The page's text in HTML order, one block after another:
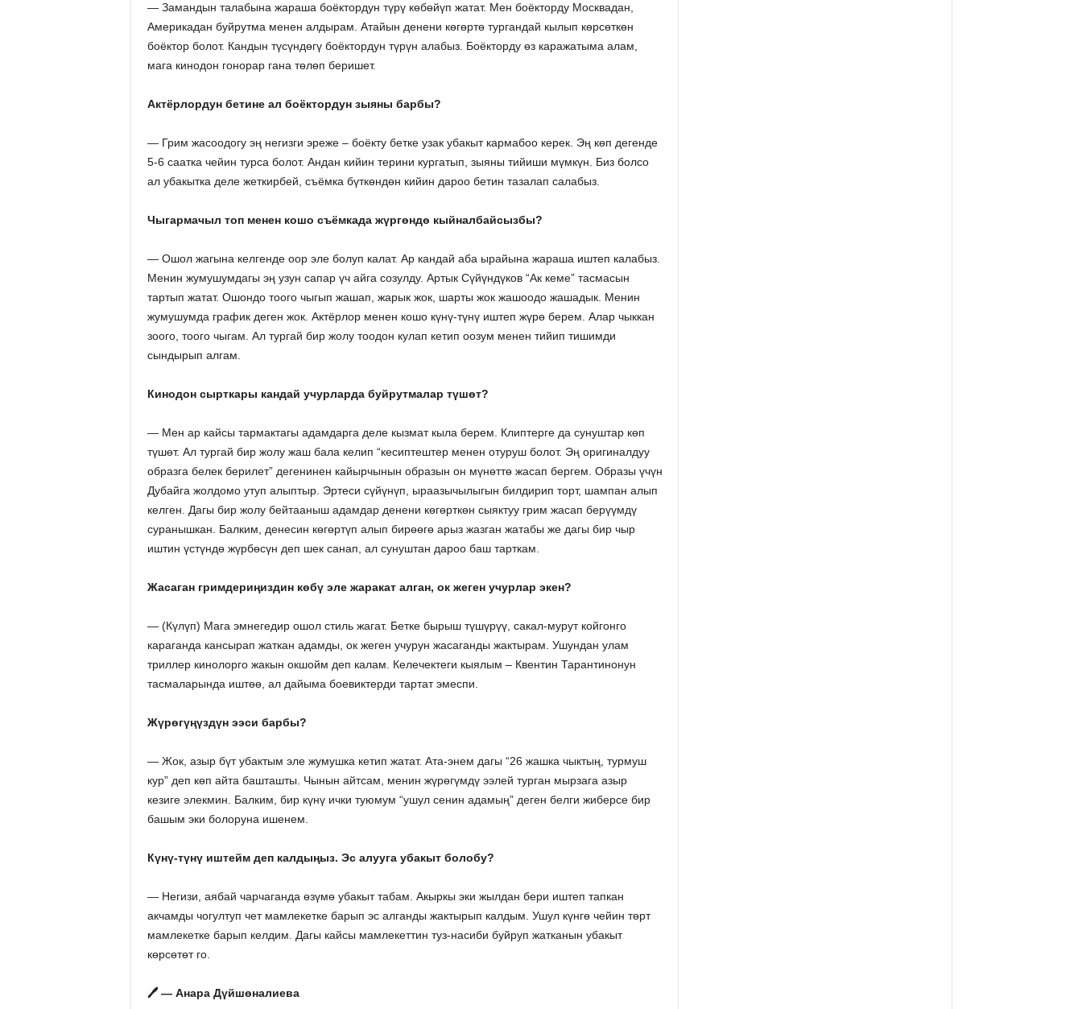
— Замандын талабына жараша боёктордун түрү көбөйүп жатат. Мен боёкторду Москвадан,
Америкадан буйрутма менен алдырам. Атайын денени көгөртө тургандай кылып көрсөткөн
боёктор болот. Кандын түсүндөгү боёктордун түрүн алабыз. Боёкторду өз каражатыма алам,
мага кинодон гонорар гана төлөп беришет.
Актёрлордун бетине ал боёктордун зыяны барбы?
— Грим жасоодогу эң негизги эреже – боёкту бетке узак убакыт кармабоо керек. Эң көп дегенде
5-6 саатка чейин турса болот. Андан кийин терини кургатып, зыяны тийиши мүмкүн. Биз болсо
ал убакытка деле жеткирбей, съёмка бүткөндөн кийин дароо бетин тазалап салабыз.
Чыгармачыл топ менен кошо съёмкада жүргөндө кыйналбайсызбы?
— Ошол жагына келгенде оор эле болуп калат. Ар кандай аба ырайына жараша иштеп калабыз.
Менин жумушумдагы эң узун сапар үч айга созулду. Артык Сүйүндүков “Ак кеме” тасмасын
тартып жатат. Ошондо тоого чыгып жашап, жарык жок, шарты жок жашоодо жашадык. Менин
жумушумда график деген жок. Актёрлор менен кошо күнү-түнү иштеп жүрө берем. Алар чыккан
зоого, тоого чыгам. Ал тургай бир жолу тоодон кулап кетип оозум менен тийип тишимди
сындырып алгам.
Кинодон сырткары кандай учурларда буйрутмалар түшөт?
— Мен ар кайсы тармактагы адамдарга деле кызмат кыла берем. Клиптерге да сунуштар көп
түшөт. Ал тургай бир жолу жаш бала келип “кесиптештер менен отуруш болот. Эң оригиналдуу
образга белек берилет” дегенинен кайырчынын образын он мүнөттө жасап бергем. Образы үчүн
Дубайга жолдомо утуп алыптыр. Эртеси сүйүнүп, ыраазычылыгын билдирип торт, шампан алып
келген. Дагы бир жолу бейтааныш адамдар денени көгөрткөн сыяктуу грим жасап берүүмдү
суранышкан. Балким, денесин көгөртүп алып бирөөгө арыз жазган жатабы же дагы бир чыр
иштин үстүндө жүрбөсүн деп шек санап, ал сунуштан дароо баш тарткам.
Жасаган гримдериңиздин көбү эле жаракат алган, ок жеген учурлар экен?
— (Күлүп) Мага эмнегедир ошол стиль жагат. Бетке бырыш түшүрүү, сакал-мурут койгонго
караганда кансырап жаткан адамды, ок жеген учурун жасаганды жактырам. Ушундан улам
триллер кинолорго жакын окшойм деп калам. Келечектеги кыялым – Квентин Тарантинонун
тасмаларында иштөө, ал дайыма боевиктерди тартат эмеспи.
Жүрөгүңүздүн ээси барбы?
— Жок, азыр бүт убактым эле жумушка кетип жатат. Ата-энем дагы “26 жашка чыктың, турмуш
кур” деп көп айта башташты. Чынын айтсам, менин жүрөгүмдү ээлей турган мырзага азыр
кезиге элекмин. Балким, бир күнү ички туюмум “ушул сенин адамың” деген белги жиберсе бир
башым эки болоруна ишенем.
Күнү-түнү иштейм деп калдыңыз. Эс алууга убакыт болобу?
— Негизи, аябай чарчаганда өзүмө убакыт табам. Акыркы эки жылдан бери иштеп тапкан
акчамды чогултуп чет мамлекетке барып эс алганды жактырып калдым. Ушул күнгө чейин төрт
мамлекетке барып келдим. Дагы кайсы мамлекеттин туз-насиби буйруп жатканын убакыт
көрсөтөт го.
🖊️— Анара Дүйшөналиева